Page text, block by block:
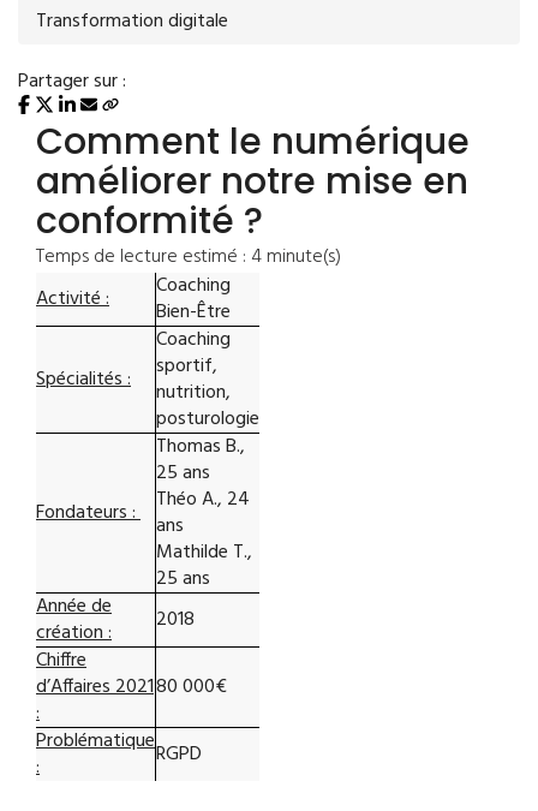
Transformation digitale
Partager sur :
Comment le numérique
améliorer notre mise en
conformité ?
Temps de lecture estimé : 4 minute(s)
Activité :
Coaching
Bien-Être
Spécialités :
Coaching
sportif,
nutrition,
posturologie
Fondateurs :
Thomas B.,
25 ans
Théo A., 24
ans
Mathilde T.,
25 ans
Année de
création :
2018
Chiffre
d’Affaires 2021
:
80 000€
Problématique
:
RGPD